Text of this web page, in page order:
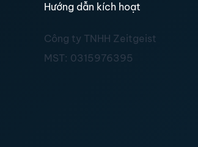
Hướng dẫn kích hoạt
Công ty TNHH Zeitgeist
MST: 0315976395